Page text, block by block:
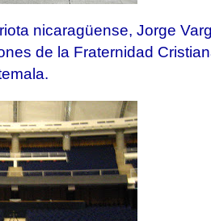
nicaragüense, Jorge
de la Fraternidad